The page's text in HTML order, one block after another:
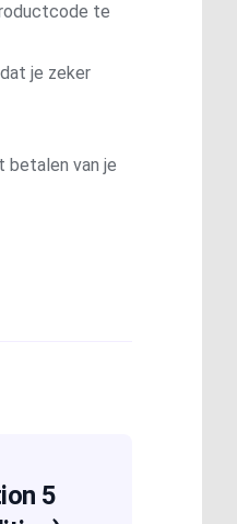
te
je zeker
betalen van je
5